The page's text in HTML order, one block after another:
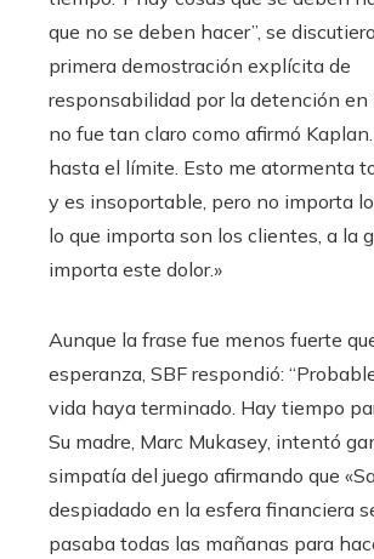
que no se deben hacer”, se
primera demostración explícita de
responsabilidad por la detención en
no fue tan claro como afirmó Kaplan.
hasta el límite. Esto me atormenta
y es insoportable, pero no importa
lo que importa son los clientes, a la
importa este dolor.»
Aunque la frase fue menos fuerte
esperanza, SBF respondió:
vida haya terminado. Hay tiempo
Su madre, Marc Mukasey, intentó
simpatía del juego afirmando que
despiadado en la esfera financiera
pasaba todas las mañanas para